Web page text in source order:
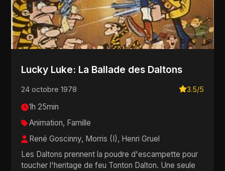
Lucky Luke: La Ballade des Daltons
24 octobre 1978 3.5/5
1h 25min
Animation, Famille
René Goscinny, Morris (I), Henri Gruel
Les Daltons prennent la poudre d'escampette pour
toucher l'heritage de feu Tonton Dalton. Une seule